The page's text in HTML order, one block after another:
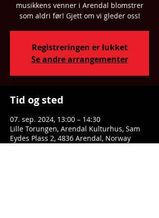
musikkens venner i Arendal blomstrer
som aldri før! Gjett om vi gleder oss!
Registreringen er lukket
Se andre arrangementer
Tid og sted
07. sep. 2024, 13:00 – 14:30
Lille Torungen, Arendal Kulturhus, Sam
Eydes Plass 2, 4836 Arendal, Norway